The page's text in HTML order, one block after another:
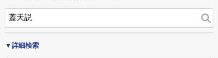
▼詳細検索